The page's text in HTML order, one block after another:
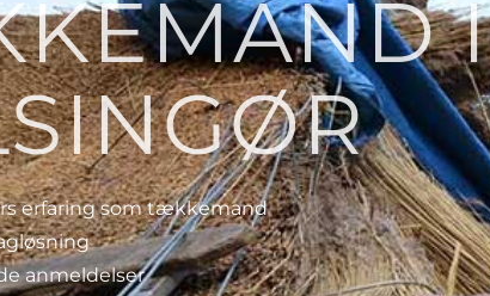
I
erfaring som tækkemand
anmeldelser